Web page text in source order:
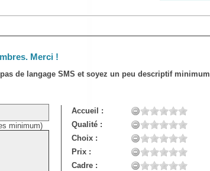
Merci !
de langage SMS et soyez un peu descriptif minimum
minimum)
Accueil :
Qualité :
Choix :
Prix :
Cadre :